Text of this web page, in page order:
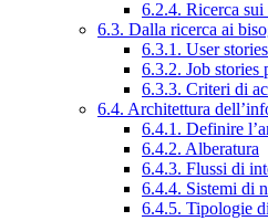
6.2.4. Ricerca
6.3. Dalla ricerca ai
6.3.1. User
6.3.2. Job stories
6.3.3. Criteri di
6.4. Architettura
6.4.1. Definire
6.4.2. Alberatura
6.4.3. Flussi di
6.4.4. Sistemi di
6.4.5. Tipologie